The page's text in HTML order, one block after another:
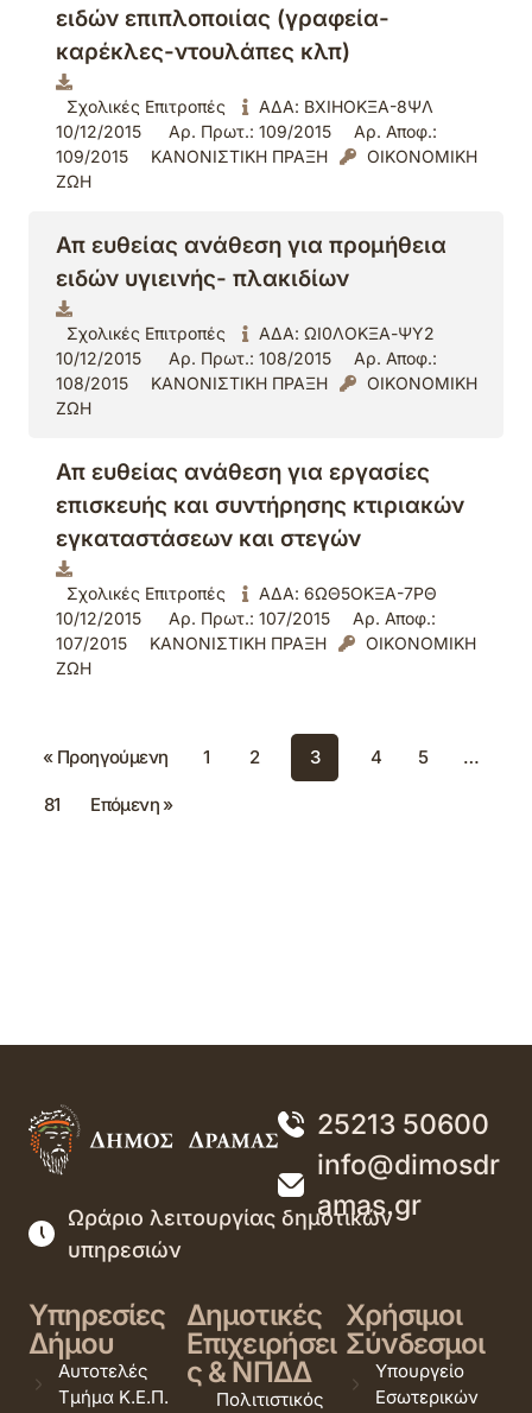
ειδών επιπλοποιίας (γραφεία-
καρέκλες-ντουλάπες κλπ)
Σχολικές Επιτροπές
ΑΔΑ: ΒΧΙΗΟΚΞΑ-8ΨΛ
10/12/2015
Αρ. Πρωτ.: 109/2015
Αρ. Αποφ.:
109/2015
ΚΑΝΟΝΙΣΤΙΚΗ ΠΡΑΞΗ
ΟΙΚΟΝΟΜΙΚΗ
ΖΩΗ
Απ ευθείας ανάθεση για προμήθεια
ειδών υγιεινής- πλακιδίων
Σχολικές Επιτροπές
ΑΔΑ: ΩΙ0ΛΟΚΞΑ-ΨΥ2
10/12/2015
Αρ. Πρωτ.: 108/2015
Αρ. Αποφ.:
108/2015
ΚΑΝΟΝΙΣΤΙΚΗ ΠΡΑΞΗ
ΟΙΚΟΝΟΜΙΚΗ
ΖΩΗ
Απ ευθείας ανάθεση για εργασίες
επισκευής και συντήρησης κτιριακών
εγκαταστάσεων και στεγών
Σχολικές Επιτροπές
ΑΔΑ: 6ΩΘ5ΟΚΞΑ-7ΡΘ
10/12/2015
Αρ. Πρωτ.: 107/2015
Αρ. Αποφ.:
107/2015
ΚΑΝΟΝΙΣΤΙΚΗ ΠΡΑΞΗ
ΟΙΚΟΝΟΜΙΚΗ
ΖΩΗ
« Προηγούμενη 1 2 3 4 5 …
81 Επόμενη »
25213 50600
info@dimosdr
amas.gr
Ωράριο λειτουργίας δημοτικών
υπηρεσιών
Υπηρεσίες
Δήμου
Αυτοτελές
Τμήμα Κ.Ε.Π.
Δημοτικές
Επιχειρήσει
ς & ΝΠΔΔ
Πολιτιστικός
Χρήσιμοι
Σύνδεσμοι
Υπουργείο
Εσωτερικών